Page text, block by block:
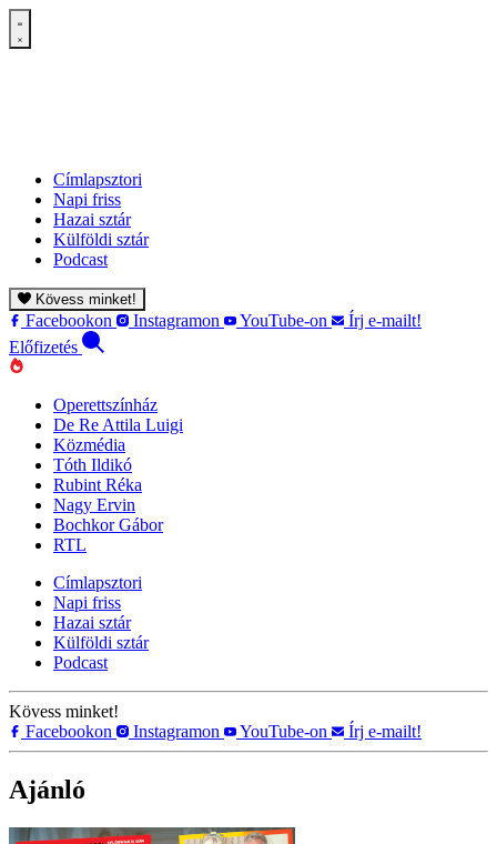
Címlapsztori
Napi friss
Hazai sztár
Külföldi sztár
Podcast
Kövess minket!
Facebookon Instagramon YouTube-on
Írj e-mailt!
Előfizetés
Operettszínház
De Re Attila Luigi
Közmédia
Tóth Ildikó
Rubint Réka
Nagy Ervin
Bochkor Gábor
RTL
Címlapsztori
Napi friss
Hazai sztár
Külföldi sztár
Podcast
Kövess minket!
Facebookon
Instagramon YouTube-on Írj e-mailt!
Ajánló